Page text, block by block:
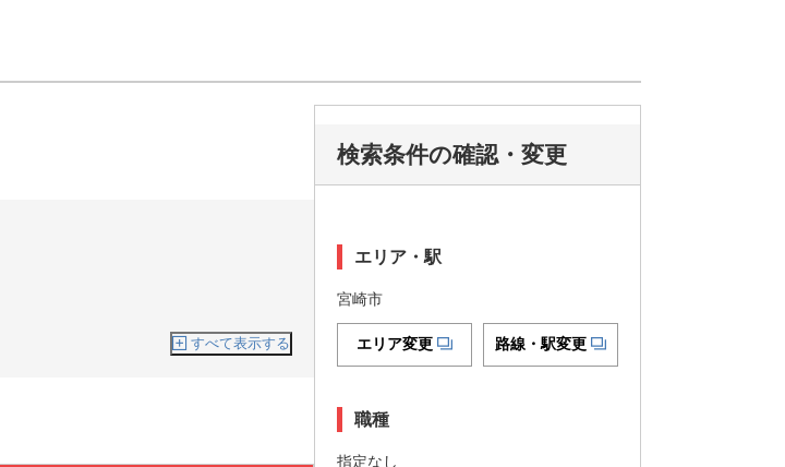
すべて表示する
検索条件の確認・変更
エリア・駅
宮崎市
エリア変更 路線・駅変更
職種
指定なし